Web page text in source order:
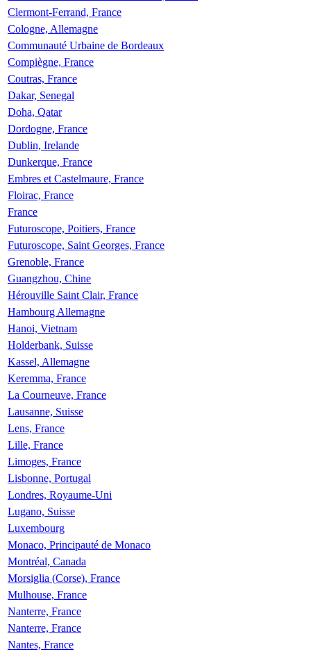
Clermont-Ferrand, France
Cologne, Allemagne
Communauté Urbaine de Bordeaux
Compiègne, France
Coutras, France
Dakar, Senegal
Doha, Qatar
Dordogne, France
Dublin, Irelande
Dunkerque, France
Embres et Castelmaure, France
Floirac, France
France
Futuroscope, Poitiers, France
Futuroscope, Saint Georges, France
Grenoble, France
Guangzhou, Chine
Hérouville Saint Clair, France
Hambourg Allemagne
Hanoi, Vietnam
Holderbank, Suisse
Kassel, Allemagne
Keremma, France
La Courneuve, France
Lausanne, Suisse
Lens, France
Lille, France
Limoges, France
Lisbonne, Portugal
Londres, Royaume-Uni
Lugano, Suisse
Luxembourg
Monaco, Principauté de Monaco
Montréal, Canada
Morsiglia (Corse), France
Mulhouse, France
Nanterre, France
Nanterre, France
Nantes, France